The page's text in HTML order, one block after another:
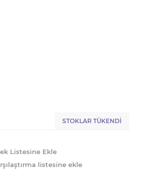
STOKLAR TÜKENDI